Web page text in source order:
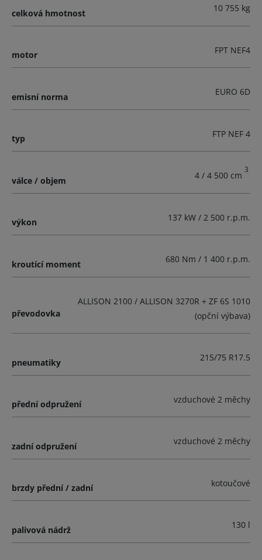
celková hmotnost 10 755 kg
motor FPT NEF4
emisní norma EURO 6D
typ FTP NEF 4
válce / objem 4 / 4 500 cm
3
výkon 137 kW / 2 500 r.p.m.
kroutící moment 680 Nm / 1 400 r.p.m.
převodovka
ALLISON 2100 / ALLISON 3270R + ZF 6S 1010
(opční výbava)
pneumatiky 215/75 R17.5
přední odpružení vzduchové 2 měchy
zadní odpružení vzduchové 2 měchy
brzdy přední / zadní kotoučové
palivová nádrž 130 l